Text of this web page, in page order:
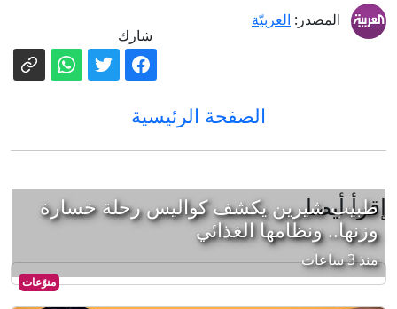
المصدر: العربيّة
شارك
الصفحة الرئيسية
إقرأ أيضا
منوّعات
طبيب شيرين يكشف كواليس رحلة خسارة
وزنها.. ونظامها الغذائي
منذ 3 ساعات